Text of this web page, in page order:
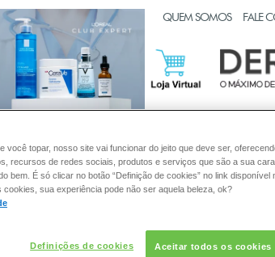
QUEM SOMOS FALE
CABELO DESODORANTE SOLAR
de cabelo, quebra
você topar, nosso site vai funcionar do jeito que deve ser,
recursos de redes sociais, produtos e serviços que são a sua
bem. É só clicar no botão “Definição de cookies” no link disponível
cookies, sua experiência pode não ser aquela beleza, ok?
Definições de cookies Aceitar todos os cookies